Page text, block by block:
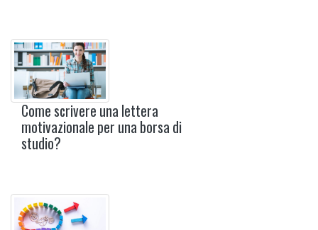
Come scrivere una lettera
motivazionale per una borsa di
studio?